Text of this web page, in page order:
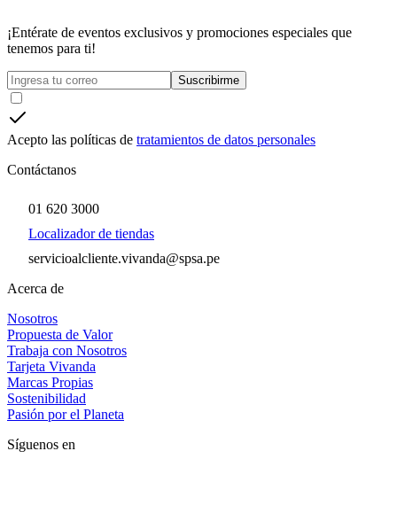
¡Entérate de eventos exclusivos y promociones especiales que
tenemos para ti!
Suscribirme
Acepto las políticas de tratamientos de datos personales
Contáctanos
01 620 3000
Localizador de tiendas
servicioalcliente.vivanda@spsa.pe
Acerca de
Nosotros
Propuesta de Valor
Trabaja con Nosotros
Tarjeta Vivanda
Marcas Propias
Sostenibilidad
Pasión por el Planeta
Síguenos en